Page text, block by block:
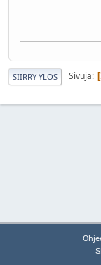
SIIRRY YLÖS Sivuja